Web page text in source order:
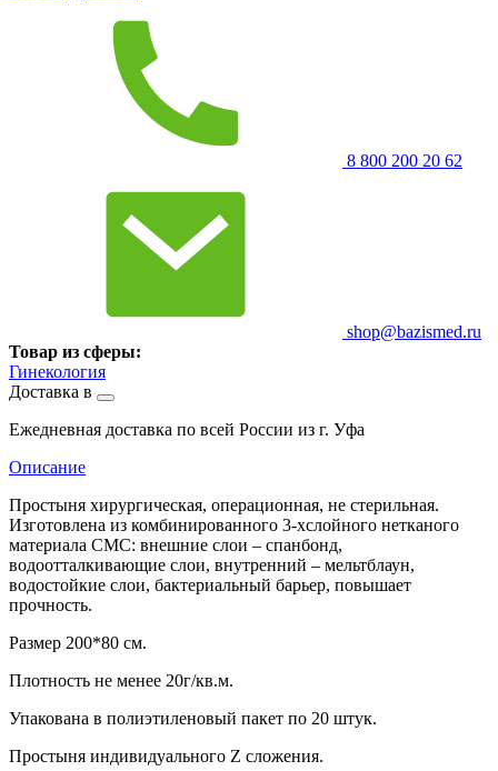
8 800 200 20 62
shop@bazismed.ru
Товар из сферы:
Гинекология
Доставка в
Ежедневная доставка по всей России из г. Уфа
Описание
Простыня хирургическая, операционная, не стерильная.
Изготовлена из комбинированного 3-хслойного нетканого
материала СМС: внешние слои – спанбонд,
водоотталкивающие слои, внутренний – мельтблаун,
водостойкие слои, бактериальный барьер, повышает
прочность.
Размер 200*80 см.
Плотность не менее 20г/кв.м.
Упакована в полиэтиленовый пакет по 20 штук.
Простыня индивидуального Z сложения.